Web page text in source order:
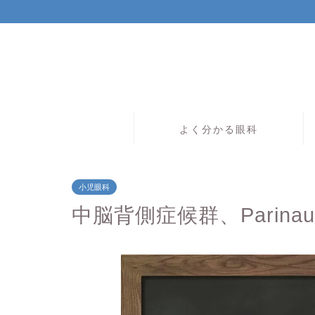
よく分かる眼科
小児眼科
中脳背側症候群、